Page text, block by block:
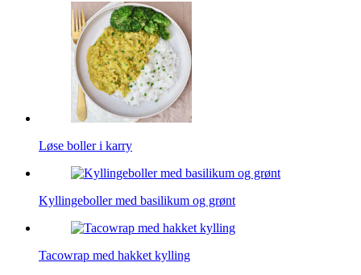
Løse boller i karry
Kyllingeboller med basilikum og grønt
Tacowrap med hakket kylling